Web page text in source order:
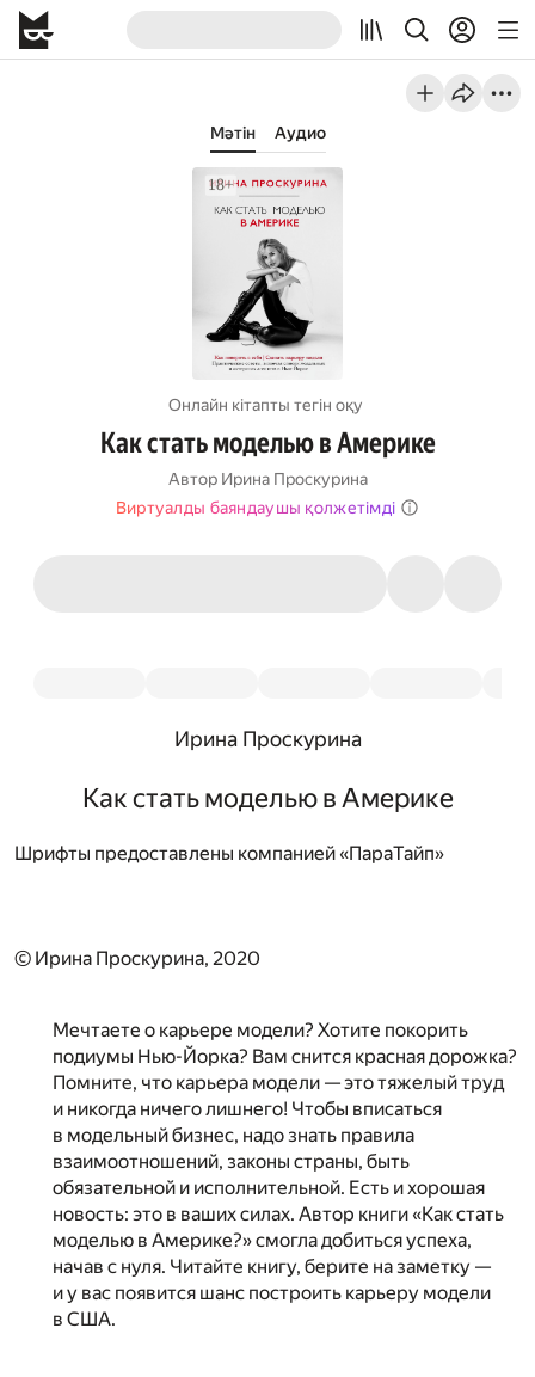
Мәтін Аудио
Онлайн кітапты тегін оқу
Как стать моделью в Америке
Автор Ирина Проскурина
Виртуалды баяндаушы қолжетімді
Ирина Проскурина
Как стать моделью в Америке
Шрифты предоставлены компанией «ПараТайп»
© Ирина Проскурина, 2020
Мечтаете о карьере модели? Хотите покорить
подиумы Нью-Йорка? Вам снится красная дорожка?
Помните, что карьера модели — это тяжелый труд
и никогда ничего лишнего! Чтобы вписаться
в модельный бизнес, надо знать правила
взаимоотношений, законы страны, быть
обязательной и исполнительной. Есть и хорошая
новость: это в ваших силах. Автор книги «Как стать
моделью в Америке?» смогла добиться успеха,
начав с нуля. Читайте книгу, берите на заметку —
и у вас появится шанс построить карьеру модели
в США.